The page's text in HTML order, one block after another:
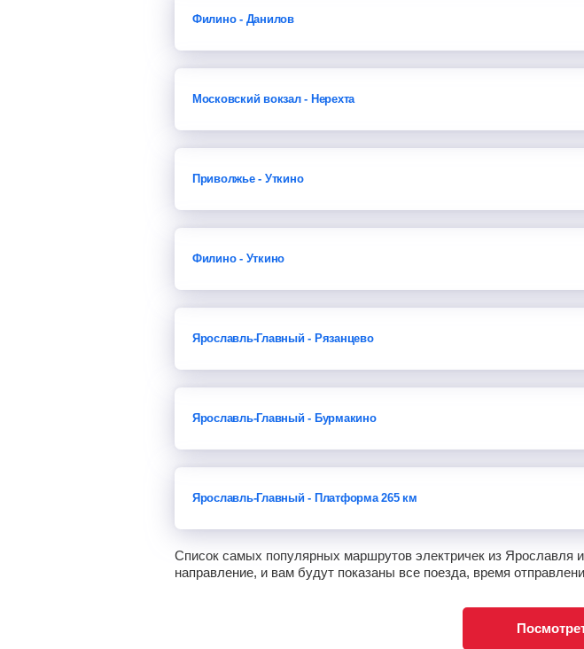
Филино - Данилов
Московский вокзал - Нерехта
Приволжье - Уткино
Филино - Уткино
Ярославль-Главный - Рязанцево
Ярославль-Главный - Бурмакино
Ярославль-Главный - Платформа 265 км
Список самых популярных маршрутов электричек из Ярославля
направление, и вам будут показаны все поезда, время